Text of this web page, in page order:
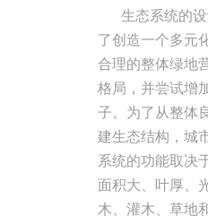
生态系统的
了创造一个多元
合理的整体绿地
格局，并尝试增
子。为了从整体
建生态结构，城
系统的功能取决
面积大、叶厚、
木、灌木、草地